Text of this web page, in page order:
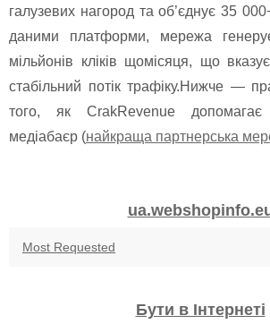
галузевих нагород та об’єднує 35
даними платформи, мережа
мільйонів кліків щомісяця, що
стабільний потік трафіку.Нижче —
того, як CrakRevenue допомагає
медіабаєр (найкраща партнерська
Most Requested
Бути в Інтернеті